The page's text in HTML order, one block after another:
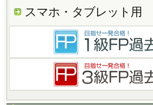
スマホ・タブレット用